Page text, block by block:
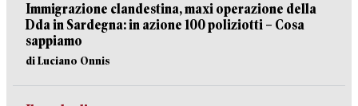
Immigrazione clandestina, maxi operazione della
Dda in Sardegna: in azione 100 poliziotti – Cosa
sappiamo
di Luciano Onnis